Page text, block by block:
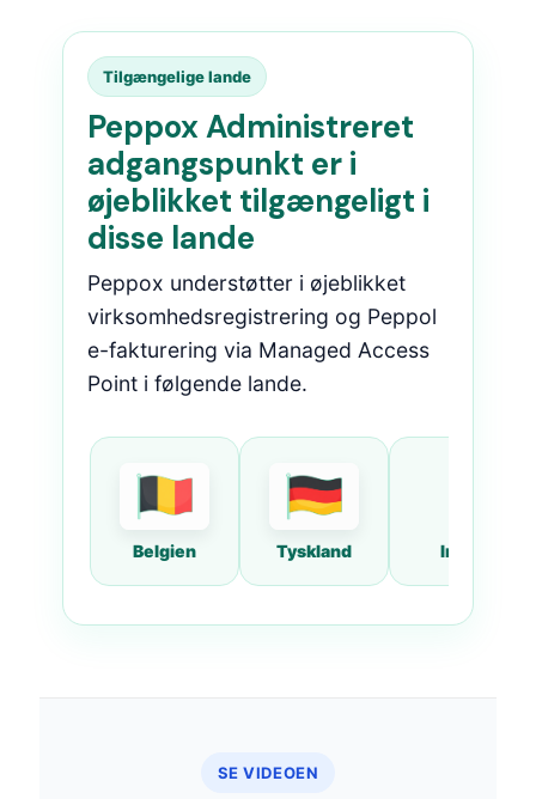
Tilgængelige lande
Peppox Administreret
adgangspunkt er i
øjeblikket tilgængeligt i
disse lande
Peppox understøtter i øjeblikket
virksomhedsregistrering og Peppol
e-fakturering via Managed Access
Point i følgende lande.
Belgien Tyskland Irland
SE VIDEOEN